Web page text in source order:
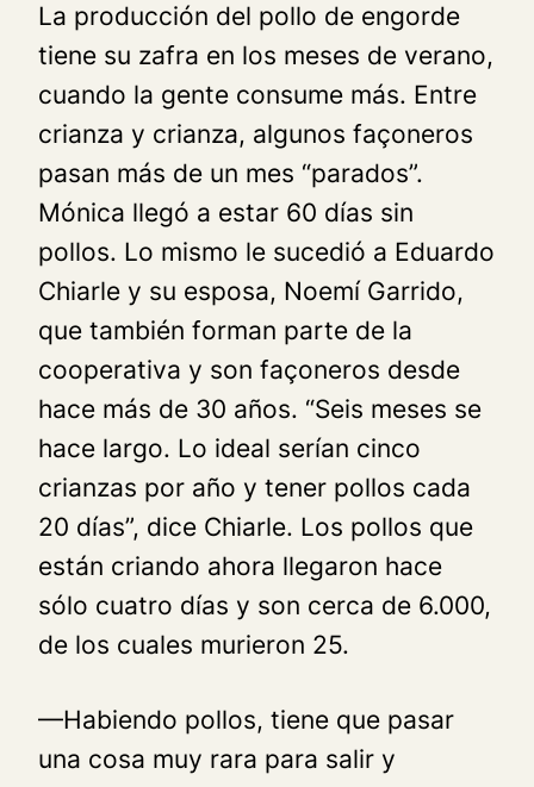
La producción del pollo de engorde
tiene su zafra en los meses de verano,
cuando la gente consume más. Entre
crianza y crianza, algunos façoneros
pasan más de un mes “parados”.
Mónica llegó a estar 60 días sin
pollos. Lo mismo le sucedió a Eduardo
Chiarle y su esposa, Noemí Garrido,
que también forman parte de la
cooperativa y son façoneros desde
hace más de 30 años. “Seis meses se
hace largo. Lo ideal serían cinco
crianzas por año y tener pollos cada
20 días”, dice Chiarle. Los pollos que
están criando ahora llegaron hace
sólo cuatro días y son cerca de 6.000,
de los cuales murieron 25.
—Habiendo pollos, tiene que pasar
una cosa muy rara para salir y